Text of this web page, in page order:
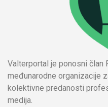
Valterportal je ponosni član
međunarodne organizacije
kolektivne predanosti
medija.